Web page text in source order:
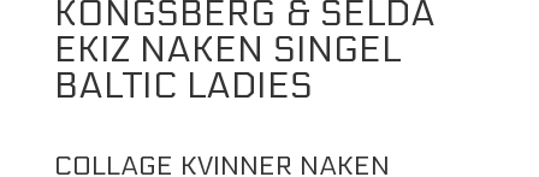
KONGSBERG & SELDA
EKIZ NAKEN SINGEL
BALTIC LADIES
COLLAGE KVINNER NAKEN